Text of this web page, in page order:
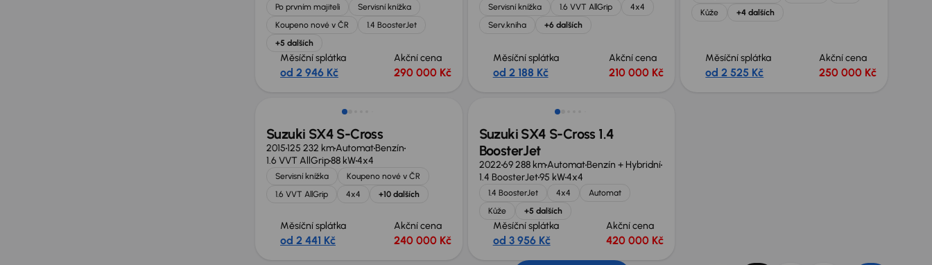
Po prvním majiteli
Servisní knížka
Koupeno nové v ČR
1.4 BoosterJet
+5 dalších
Měsíční splátka
od 2 946 Kč
Akční cena
290 000 Kč
Servisní knížka 1.6 VVT AllGrip
4x4
Serv.kniha
+6 dalších
Měsíční splátka
od 2 188 Kč
Akční cena
210 000 Kč
Kůže
+4 dalších
Měsíční splátka
od 2 525 Kč
Akční cena
250 000 Kč
Suzuki SX4 S-Cross
2015125 232 kmAutomatBenzín
1.6 VVT AllGrip88 kW4x4
Servisní knížka
Koupeno nové v ČR
1.6 VVT AllGrip
4x4 +10 dalších
Měsíční splátka
od 2 441 Kč
Akční cena
240 000 Kč
Suzuki SX4 S-Cross 1.4
BoosterJet
202269 288 kmAutomatBenzín + Hybridní
1.4 BoosterJet95 kW4x4
1.4 BoosterJet 4x4
Automat
Kůže
+5 dalších
Měsíční splátka
od 3 956 Kč
Akční cena
420 000 Kč